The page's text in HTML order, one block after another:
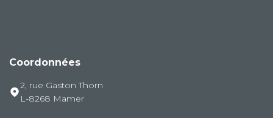
Coordonnées
2, rue Gaston Thorn
L-8268 Mamer